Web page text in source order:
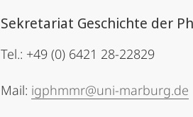
Sekretariat Geschichte der
Tel.: +49 (0) 6421 28-22829
Mail: igphmmr@uni-marburg.de